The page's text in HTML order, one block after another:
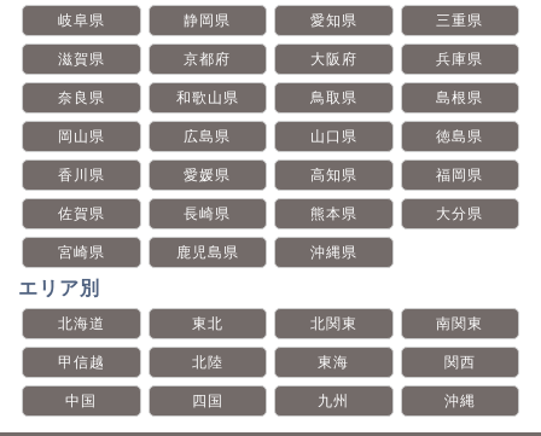
岐阜県 静岡県 愛知県 三重県
滋賀県 京都府 大阪府 兵庫県
奈良県 和歌山県 鳥取県 島根県
岡山県 広島県 山口県 徳島県
香川県 愛媛県 高知県 福岡県
佐賀県 長崎県 熊本県 大分県
宮崎県 鹿児島県 沖縄県
エリア別
北海道 東北 北関東 南関東
甲信越 北陸 東海 関西
中国 四国 九州 沖縄